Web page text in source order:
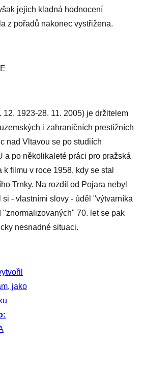
jejich kladná hodnocení
z pořadů nakonec vystřižena.
12. 1923-28. 11. 2005) je držitelem
i zahraničních prestižních
nad Vltavou se po studiích
a po několikaleté práci pro pražská
filmu v roce 1958, kdy se stal
Trnky. Na rozdíl od Pojara nebyl
- vlastními slovy - úděl "výtvarníka
"znormalizovaných" 70. let se pak
nesnadné situaci.
jako